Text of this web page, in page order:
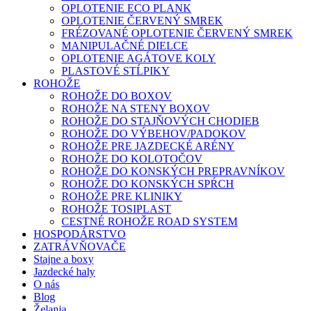
OPLOTENIE ECO PLANK
OPLOTENIE ČERVENÝ SMREK
FRÉZOVANÉ OPLOTENIE ČERVENÝ SMREK
MANIPULAČNÉ DIELCE
OPLOTENIE AGÁTOVE KOLY
PLASTOVÉ STĹPIKY
ROHOŽE
ROHOŽE DO BOXOV
ROHOŽE NA STENY BOXOV
ROHOŽE DO STAJŇOVÝCH CHODIEB
ROHOŽE DO VÝBEHOV/PADOKOV
ROHOŽE PRE JAZDECKÉ ARÉNY
ROHOŽE DO KOLOTOČOV
ROHOŽE DO KONSKÝCH PREPRAVNÍKOV
ROHOŽE DO KONSKÝCH SPŔCH
ROHOŽE PRE KLINIKY
ROHOŽE TOSIPLAST
CESTNÉ ROHOŽE ROAD SYSTEM
HOSPODÁRSTVO
ZATRÁVŇOVAČE
Stajne a boxy
Jazdecké haly
O nás
Blog